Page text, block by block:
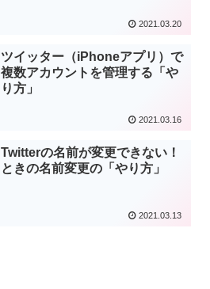
2021.03.20
ツイッター（iPhoneアプリ）で
複数アカウントを管理する「や
り方」
2021.03.16
Twitterの名前が変更できない！
ときの名前変更の「やり方」
2021.03.13